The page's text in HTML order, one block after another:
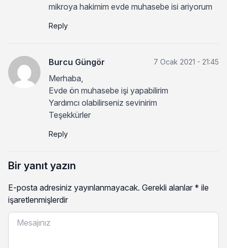
mikroya hakimim evde muhasebe isi ariyorum
Reply
Burcu Güngör 7 Ocak 2021 - 21:45
Merhaba,
Evde ön muhasebe işi yapabilirim
Yardımcı olabilirseniz sevinirim
Teşekkürler
Reply
Bir yanıt yazın
E-posta adresiniz yayınlanmayacak. Gerekli alanlar * ile
işaretlenmişlerdir